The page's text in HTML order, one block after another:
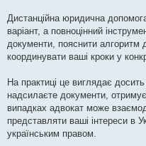
Дистанційна юридична
варіант, а повноцінний
документи, пояснити алгоритм
координувати ваші кроки у
На практиці це виглядає
надсилаєте документи,
випадках адвокат може
представляти ваші інтереси в
українським правом.